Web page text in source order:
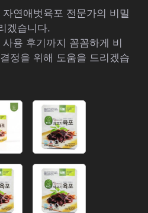
연애벗육포 전문가의 비밀
겠습니다.
용 후기까지 꼼꼼하게 비
정을 위해 도움을 드리겠습